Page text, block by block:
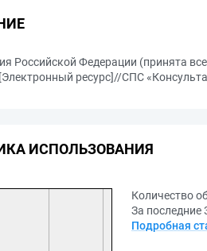
Российской Федерации (принята
ресурс]//СПС
ИСПОЛЬЗОВАНИЯ
Количество
За последние
Подробная